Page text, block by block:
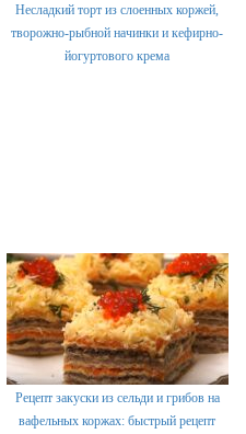
Несладкий торт из слоенных коржей,
творожно-рыбной начинки и кефирно-
йогуртового крема
Рецепт закуски из сельди и грибов на
вафельных коржах: быстрый рецепт